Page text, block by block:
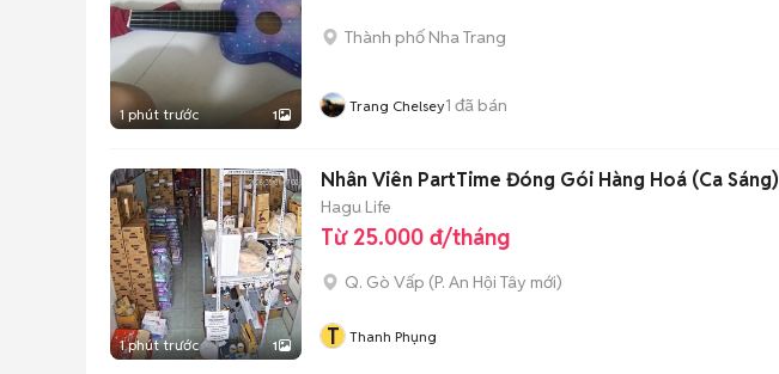
1 phút trước 1
Thành phố Nha Trang
Trang Chelsey1 đã bán
1 phút trước 1
Nhân Viên PartTime Đóng Gói Hàng Hoá (Ca Sáng)
Hagu Life
Từ 25.000 đ/tháng
Q. Gò Vấp (P. An Hội Tây mới)
T Thanh Phụng